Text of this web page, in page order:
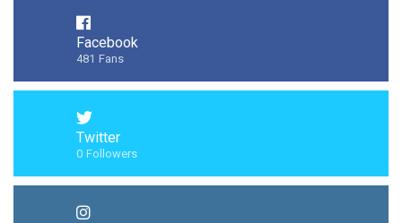
Facebook
481 Fans
Twitter
0 Followers